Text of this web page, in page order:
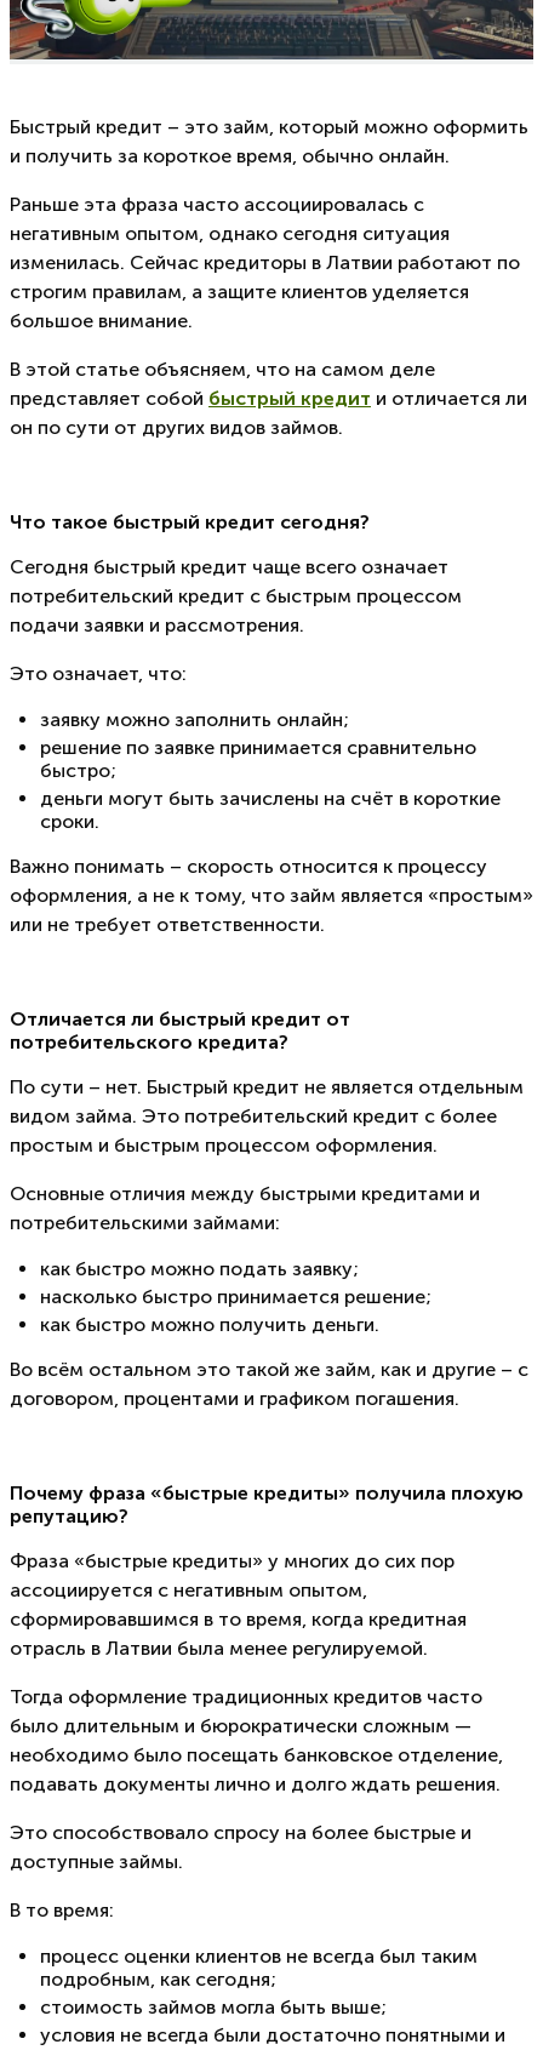
Быстрый кредит – это займ, который можно оформить
и получить за короткое время, обычно онлайн.
Раньше эта фраза часто ассоциировалась с
негативным опытом, однако сегодня ситуация
изменилась. Сейчас кредиторы в Латвии работают по
строгим правилам, а защите клиентов уделяется
большое внимание.
В этой статье объясняем, что на самом деле
представляет собой быстрый кредит и отличается ли
он по сути от других видов займов.
Что такое быстрый кредит сегодня?
Сегодня быстрый кредит чаще всего означает
потребительский кредит с быстрым процессом
подачи заявки и рассмотрения.
Это означает, что:
заявку можно заполнить онлайн;
решение по заявке принимается сравнительно
быстро;
деньги могут быть зачислены на счёт в короткие
сроки.
Важно понимать – скорость относится к процессу
оформления, а не к тому, что займ является «простым»
или не требует ответственности.
Отличается ли быстрый кредит от
потребительского кредита?
По сути – нет. Быстрый кредит не является отдельным
видом займа. Это потребительский кредит с более
простым и быстрым процессом оформления.
Основные отличия между быстрыми кредитами и
потребительскими займами:
как быстро можно подать заявку;
насколько быстро принимается решение;
как быстро можно получить деньги.
Во всём остальном это такой же займ, как и другие – с
договором, процентами и графиком погашения.
Почему фраза «быстрые кредиты» получила плохую
репутацию?
Фраза «быстрые кредиты» у многих до сих пор
ассоциируется с негативным опытом,
сформировавшимся в то время, когда кредитная
отрасль в Латвии была менее регулируемой.
Тогда оформление традиционных кредитов часто
было длительным и бюрократически сложным —
необходимо было посещать банковское отделение,
подавать документы лично и долго ждать решения.
Это способствовало спросу на более быстрые и
доступные займы.
В то время:
процесс оценки клиентов не всегда был таким
подробным, как сегодня;
стоимость займов могла быть выше;
условия не всегда были достаточно понятными и